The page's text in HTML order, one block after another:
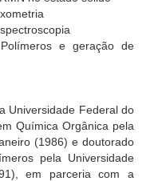
e geração de
Universidade Federal do
Química Orgânica pela
(1986) e doutorado
pela Universidade
em parceria com a